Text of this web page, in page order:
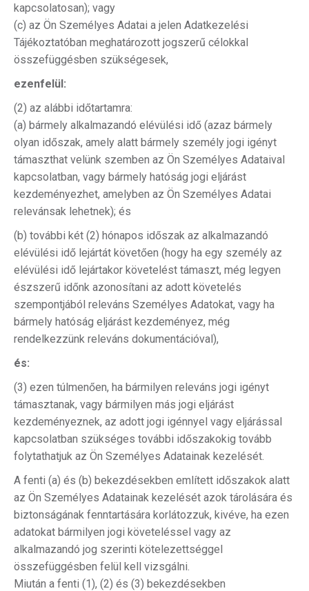
kapcsolatosan); vagy
(c) az Ön Személyes Adatai a jelen Adatkezelési
Tájékoztatóban meghatározott jogszerű célokkal
összefüggésben szükségesek,
ezenfelül:
(2) az alábbi időtartamra:
(a) bármely alkalmazandó elévülési idő (azaz bármely
olyan időszak, amely alatt bármely személy jogi igényt
támaszthat velünk szemben az Ön Személyes Adataival
kapcsolatban, vagy bármely hatóság jogi eljárást
kezdeményezhet, amelyben az Ön Személyes Adatai
relevánsak lehetnek); és
(b) további két (2) hónapos időszak az alkalmazandó
elévülési idő lejártát követően (hogy ha egy személy az
elévülési idő lejártakor követelést támaszt, még legyen
észszerű időnk azonosítani az adott követelés
szempontjából releváns Személyes Adatokat, vagy ha
bármely hatóság eljárást kezdeményez, még
rendelkezzünk releváns dokumentációval),
és:
(3) ezen túlmenően, ha bármilyen releváns jogi igényt
támasztanak, vagy bármilyen más jogi eljárást
kezdeményeznek, az adott jogi igénnyel vagy eljárással
kapcsolatban szükséges további időszakokig tovább
folytathatjuk az Ön Személyes Adatainak kezelését.
A fenti (a) és (b) bekezdésekben említett időszakok alatt
az Ön Személyes Adatainak kezelését azok tárolására és
biztonságának fenntartására korlátozzuk, kivéve, ha ezen
adatokat bármilyen jogi követeléssel vagy az
alkalmazandó jog szerinti kötelezettséggel
összefüggésben felül kell vizsgálni.
Miután a fenti (1), (2) és (3) bekezdésekben